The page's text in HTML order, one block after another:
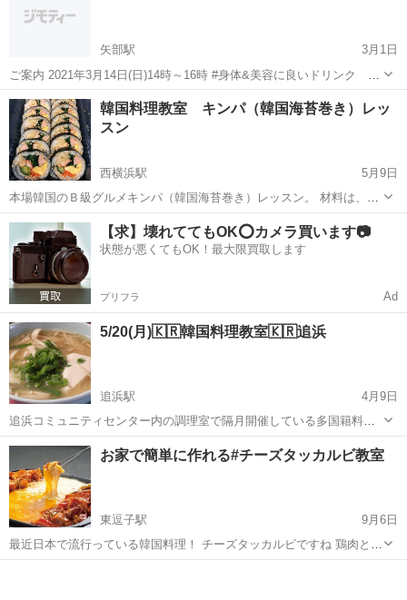
矢部駅
3月1日
ご案内 2021年3月14日(日)14時～16時 #身体&美容に良いドリンク を
一緒に 作ってみませんか？ 自分で作る🍹 【ミネラル醗酵ドリンク
教...
神奈川 相模原市 矢部駅 韓国料理 ドリンク
韓国料理教室 キンパ（韓国海苔巻き）レッ
スン
西横浜駅
5月9日
本場韓国のＢ級グルメキンパ（韓国海苔巻き）レッスン。 材料は、近
所のスーパーで揃う材料を使い韓国海苔巻きに。 開催日 6月19日
水曜日 11時から 3時間程度 持参する物 エプロン レッスン料
5,000円 キン...
神奈川 横浜市 西横浜駅 韓国料理
【求】壊れててもOK⭕️カメラ買います📷
状態が悪くてもOK！最大限買取します
プリフラ Ad
5/20(月)🇰🇷韓国料理教室🇰🇷追浜
追浜駅
4月9日
追浜コミュニティセンター内の調理室で隔月開催している多国籍料理
研究会です🍽 世界各国の美味しい家庭料理を中心に料理教室を開催 🙏
お気に入り登録&フォローお願いします✨ 当会では習得したレシピ
を、手軽にご自宅でも作って頂...
神奈川 横須賀市 追浜駅 韓国料理
お家で簡単に作れる#チーズタッカルビ教室
東逗子駅
9月6日
最近日本で流行っている韓国料理！ チーズタッカルビですね 鶏肉と野
菜を辛く炒めた料理。江原道の春川（춘천）の名物料理として知られ